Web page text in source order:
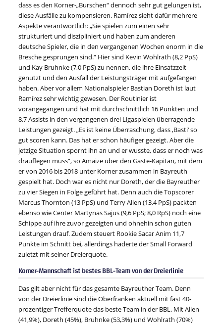
dass es den Korner-„Burschen“ dennoch sehr gut gelungen ist,
diese Ausfälle zu kompensieren. Ramírez sieht dafür mehrere
Aspekte verantwortlich: „Sie spielen zum einen sehr
strukturiert und diszipliniert und haben zum anderen
deutsche Spieler, die in den vergangenen Wochen enorm in die
Bresche gesprungen sind.“ Hier sind Kevin Wohlrath (8,2 PpS)
und Kay Bruhnke (7,0 PpS) zu nennen, die ihre Einsatzzeit
genutzt und den Ausfall der Leistungsträger mit aufgefangen
haben. Aber vor allem Nationalspieler Bastian Doreth ist laut
Ramírez sehr wichtig gewesen. Der Routinier ist
vorangegangen und hat mit durchschnittlich 16 Punkten und
8,7 Assists in den vergangenen drei Ligaspielen überragende
Leistungen gezeigt. „Es ist keine Überraschung, dass ‚Basti‘ so
gut scoren kann. Das hat er schon häufiger gezeigt. Aber die
jetzige Situation spornt ihn an und er wusste, dass er noch was
drauflegen muss“, so Amaize über den Gäste-Kapitän, mit dem
er von 2016 bis 2018 unter Korner zusammen in Bayreuth
gespielt hat. Doch war es nicht nur Doreth, der die Bayreuther
zu vier Siegen in Folge geführt hat. Denn auch die Topscorer
Marcus Thornton (13 PpS) und Terry Allen (13,4 PpS) packten
ebenso wie Center Martynas Sajus (9,6 PpS; 8,0 RpS) noch eine
Schippe auf ihre zuvor gezeigten und ohnehin schon guten
Leistungen drauf. Zudem steuert Rookie Sacar Anim 11,7
Punkte im Schnitt bei, allerdings haderte der Small Forward
zuletzt mit seiner Dreierquote.
Korner-Mannschaft ist bestes BBL-Team von der Dreierlinie
Das gilt aber nicht für das gesamte Bayreuther Team. Denn
von der Dreierlinie sind die Oberfranken aktuell mit fast 40-
prozentiger Trefferquote das beste Team in der BBL. Mit Allen
(41,9%), Doreth (45%), Bruhnke (53,3%) und Wohlrath (70%)